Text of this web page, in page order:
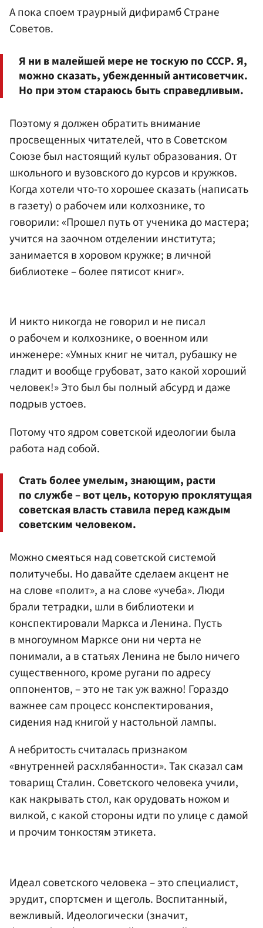
А пока споем траурный дифирамб Стране
Советов.
Я ни в малейшей мере не тоскую по СССР. Я,
можно сказать, убежденный антисоветчик.
Но при этом стараюсь быть справедливым.
Поэтому я должен обратить внимание
просвещенных читателей, что в Советском
Союзе был настоящий культ образования. От
школьного и вузовского до курсов и кружков.
Когда хотели что-то хорошее сказать (написать
в газету) о рабочем или колхознике, то
говорили: «Прошел путь от ученика до мастера;
учится на заочном отделении института;
занимается в хоровом кружке; в личной
библиотеке – более пятисот книг».
И никто никогда не говорил и не писал
о рабочем и колхознике, о военном или
инженере: «Умных книг не читал, рубашку не
гладит и вообще грубоват, зато какой хороший
человек!» Это был бы полный абсурд и даже
подрыв устоев.
Потому что ядром советской идеологии была
работа над собой.
Стать более умелым, знающим, расти
по службе – вот цель, которую проклятущая
советская власть ставила перед каждым
советским человеком.
Можно смеяться над советской системой
политучебы. Но давайте сделаем акцент не
на слове «полит», а на слове «учеба». Люди
брали тетрадки, шли в библиотеки и
конспектировали Маркса и Ленина. Пусть
в многоумном Марксе они ни черта не
понимали, а в статьях Ленина не было ничего
существенного, кроме ругани по адресу
оппонентов, – это не так уж важно! Гораздо
важнее сам процесс конспектирования,
сидения над книгой у настольной лампы.
А небритость считалась признаком
«внутренней расхлябанности». Так сказал сам
товарищ Сталин. Советского человека учили,
как накрывать стол, как орудовать ножом и
вилкой, с какой стороны идти по улице с дамой
и прочим тонкостям этикета.
Идеал советского человека – это специалист,
эрудит, спортсмен и щеголь. Воспитанный,
вежливый. Идеологически (значит,